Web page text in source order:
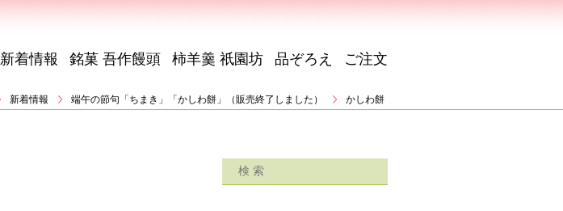
新着情報 銘菓 吾作饅頭 柿羊羹 祇園坊 品ぞろえ ご注文
新着情報 端午の節句「ちまき」「かしわ餅」（販売終了しました） かしわ餅